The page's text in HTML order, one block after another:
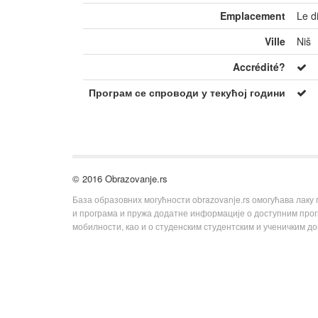
Emplacement
Le
Ville
Niš
Accrédité?
Програм се спроводи у текућој години
© 2016 Obrazovanje.rs
База образовних могућности obrazovanje.rs омогућава лаку
и програма и пружа додатне информације о доступним
мобилности, као и о студенским студентским и ученичким